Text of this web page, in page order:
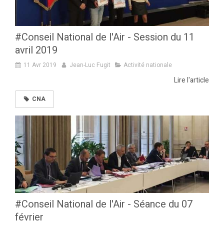
#Conseil National de l'Air - Session du 11
avril 2019
11 Avr 2019 Jean-Luc Fugit Activité nationale
Lire l'article
CNA
#Conseil National de l'Air - Séance du 07
février